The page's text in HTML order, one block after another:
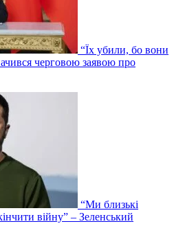
“Їх убили, бо вони
черговою заявою про
“Ми близькі
війну” – Зеленський